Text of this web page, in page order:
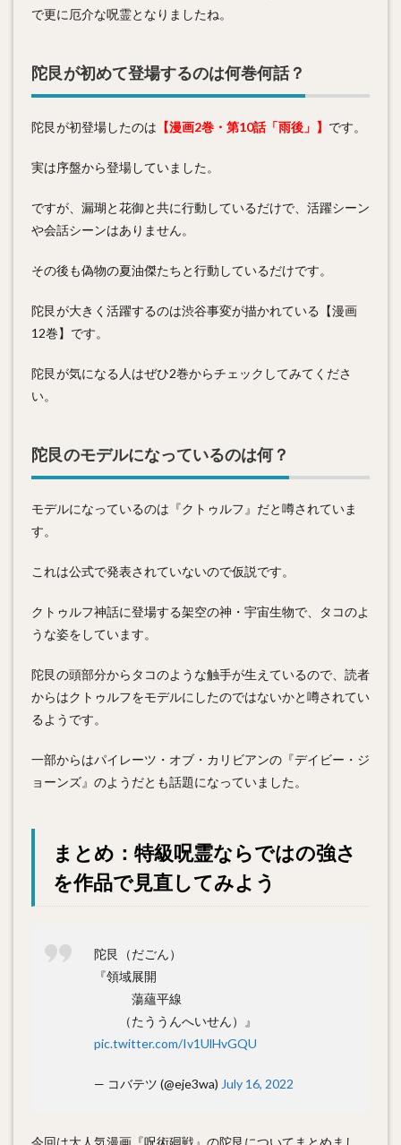
で更に厄介な呪霊となりましたね。
陀艮が初めて登場するのは何巻何話？
陀艮が初登場したのは 【漫画2巻・第10話「雨後」】 です。
実は序盤から登場していました。
ですが、漏瑚と花御と共に行動しているだけで、活躍シーン
や会話シーンはありません。
その後も偽物の夏油傑たちと行動しているだけです。
陀艮が大きく活躍するのは渋谷事変が描かれている【漫画
12巻】です。
陀艮が気になる人はぜひ2巻からチェックしてみてくださ
い。
陀艮のモデルになっているのは何？
モデルになっているのは『クトゥルフ』だと噂されていま
す。
これは公式で発表されていないので仮説です。
クトゥルフ神話に登場する架空の神・宇宙生物で、タコのよ
うな姿をしています。
陀艮の頭部分からタコのような触手が生えているので、読者
からはクトゥルフをモデルにしたのではないかと噂されてい
るようです。
一部からはパイレーツ・オブ・カリビアンの『デイビー・ジ
ョーンズ』のようだとも話題になっていました。
まとめ：特級呪霊ならではの強さ
を作品で見直してみよう
陀艮（だごん）
『領域展開
蕩蘊平線
（たううんへいせん）』
pic.twitter.com/Iv1UlHvGQU
— コバテツ (@eje3wa) July 16, 2022
今回は大人気漫画『呪術廻戦』の陀艮についてまとめまし